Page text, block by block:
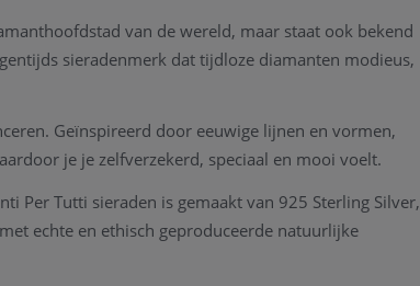
van de wereld, maar staat ook bekend
sieradenmerk dat tijdloze diamanten modieus,
Geïnspireerd door eeuwige lijnen en vormen,
je je zelfverzekerd, speciaal en mooi voelt.
Per Tutti sieraden is gemaakt van 925 Sterling Silver,
echte en ethisch geproduceerde natuurlijke